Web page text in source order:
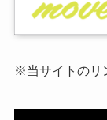
※当サイトのリ